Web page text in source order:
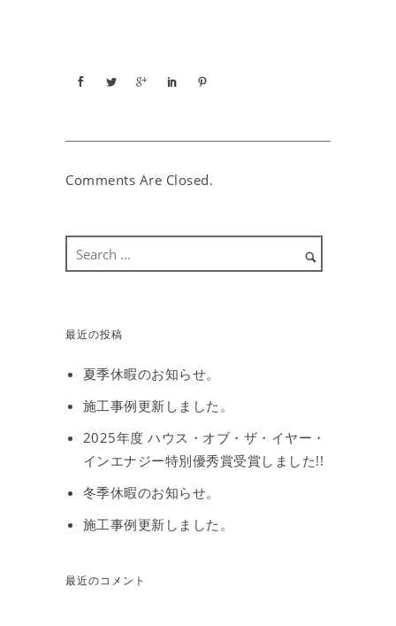
Comments Are Closed.
最近の投稿
夏季休暇のお知らせ。
施工事例更新しました。
2025年度 ハウス・オブ・ザ・イヤー・
インエナジー特別優秀賞受賞しました!!
冬季休暇のお知らせ。
施工事例更新しました。
最近のコメント